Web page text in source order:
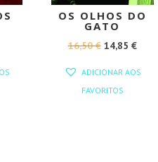
OS OLHOS DO
GATO
16,50€ O
14,85 €O
ADICIONAR AOS
FAVORITOS